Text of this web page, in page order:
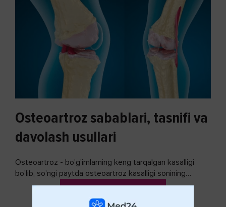
Osteoartroz sabablari, tasnifi va
davolash usullari
Osteoartroz - bo'g'imlarning keng tarqalgan kasalligi
bo'lib, so'ngi paytda osteoartroz kasalligi sonining
ko'payishi tendentsiyasi mavjud...